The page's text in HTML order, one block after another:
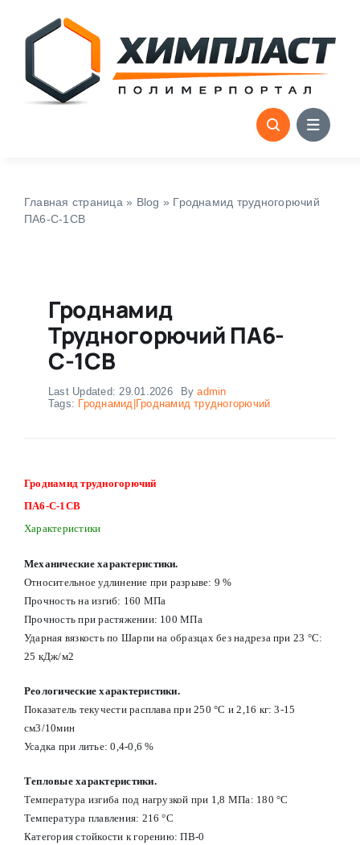
content
Главная страница » Blog » Гроднамид трудногорючий
ПА6-С-1СВ
Гроднамид
Трудногорючий ПА6-
С-1СВ
Last Updated: 29.01.2026 Byadmin
Tags: Гроднамид|Гроднамид трудногорючий
Гроднамид трудногорючий
ПА6-С-1СВ
Характеристики
Механические характеристики.
Относительное удлинение при разрыве: 9 %
Прочность на изгиб: 160 МПа
Прочность при растяжении: 100 МПа
Ударная вязкость по Шарпи на образцах без надреза при 23 °С:
25 кДж/м2
Реологические характеристики.
Показатель текучести расплава при 250 °С и 2,16 кг: 3-15
см3/10мин
Усадка при литье: 0,4-0,6 %
Тепловые характеристики.
Температура изгиба под нагрузкой при 1,8 МПа: 180 °С
Температура плавления: 216 °С
Категория стойкости к горению: ПВ-0